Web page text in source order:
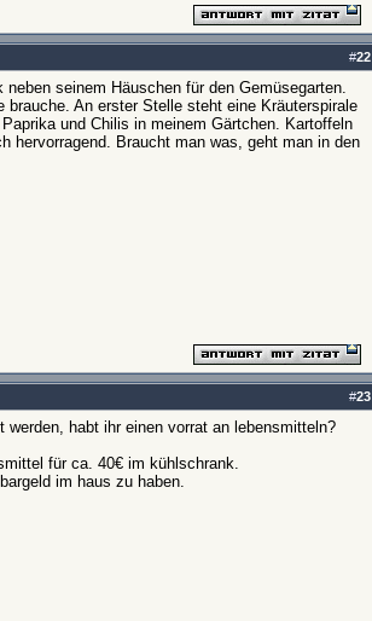
#22
seinem Häuschen für den Gemüsegarten.
An erster Stelle steht eine Kräuterspirale
und Chilis in meinem Gärtchen. Kartoffeln
hervorragend. Braucht man was, geht man in den
#23
habt ihr einen vorrat an lebensmitteln?
für ca. 40€ im kühlschrank.
im haus zu haben.